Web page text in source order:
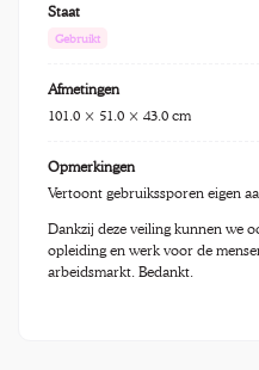
Staat
Gebruikt
Afmetingen
101.0 × 51.0 × 43.0 cm
Opmerkingen
Vertoont gebruikssporen eigen
Dankzij deze veiling kunnen we
opleiding en werk voor de
arbeidsmarkt. Bedankt.